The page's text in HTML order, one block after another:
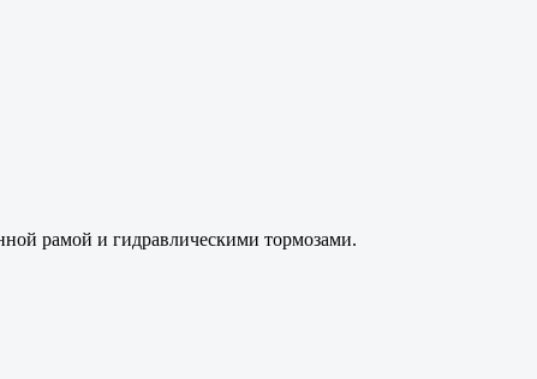
рамой и гидравлическими тормозами.